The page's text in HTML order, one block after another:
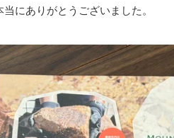
にありがとうございました。